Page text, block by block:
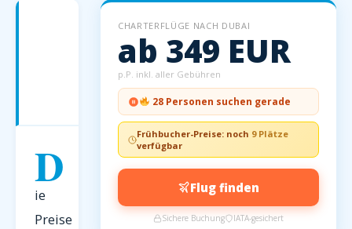
D
ie
Preise
CHARTERFLÜGE NACH DUBAI
ab 349 EUR
p.P. inkl. aller Gebühren
28 Personen suchen gerade
Frühbucher-Preise: noch 8 Plätze
verfügbar
Flug finden
Sichere Buchung IATA-gesichert